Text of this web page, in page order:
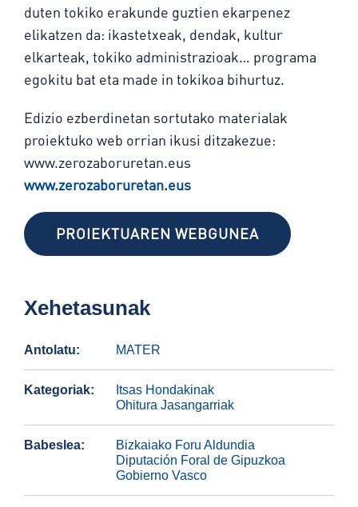
duten tokiko erakunde guztien ekarpenez
elikatzen da: ikastetxeak, dendak, kultur
elkarteak, tokiko administrazioak… programa
egokitu bat eta made in tokikoa bihurtuz.
Edizio ezberdinetan sortutako materialak
proiektuko web orrian ikusi ditzakezue:
www.zerozaboruretan.eus
www.zerozaboruretan.eus
PROIEKTUAREN WEBGUNEA
Xehetasunak
Antolatu: MATER
Kategoriak:
Itsas Hondakinak
Ohitura Jasangarriak
Babeslea:
Bizkaiako Foru Aldundia
Diputación Foral de Gipuzkoa
Gobierno Vasco